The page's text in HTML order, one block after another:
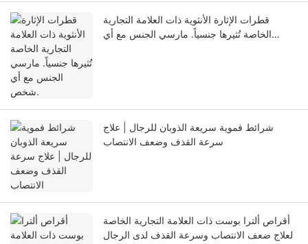
قطرات الإثارة الأنثوية ذات العلامة التجارية
الخاصة تُثيرها جنسياً. مارسي الجنس مع أي
شرائط فموية سريعة الذوبان للرجال | علاج
سرعة القذف وضعف الانتصاب
أقراص ألترا بوست ذات العلامة التجارية الخاصة
لعلاج ضعف الانتصاب وسرعة القذف لدى الرجال